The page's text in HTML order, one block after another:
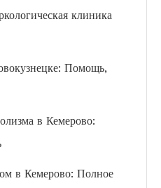
клиника
Помощь,
в Кемерово:
в Кемерово: Полное